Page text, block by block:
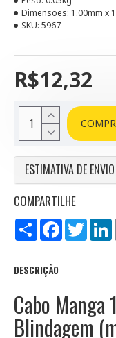
R$12,32
Dimensões: 1.00mm x
SKU: 5967
ESTIMATIVA DE ENVIO
COMPARTILHE
Compartilhar
Facebook
DESCRIÇÃO
Cabo Manga
Blindagem